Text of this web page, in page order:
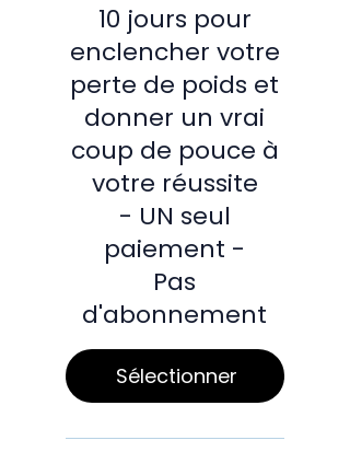
10 jours pour
enclencher votre
perte de poids et
donner un vrai
coup de pouce à
votre réussite
- UN seul
paiement -
Pas
d'abonnement
Sélectionner